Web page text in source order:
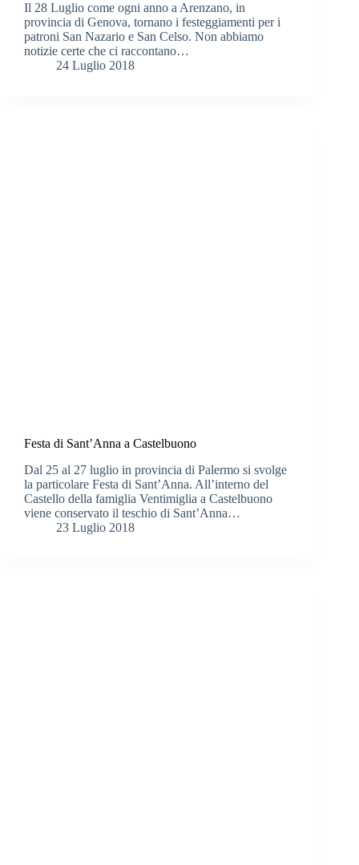
Il 28 Luglio come ogni anno a Arenzano, in
provincia di Genova, tornano i festeggiamenti per i
patroni San Nazario e San Celso. Non abbiamo
notizie certe che ci raccontano…
24 Luglio 2018
Festa di Sant’Anna a Castelbuono
Dal 25 al 27 luglio in provincia di Palermo si svolge
la particolare Festa di Sant’Anna. All’interno del
Castello della famiglia Ventimiglia a Castelbuono
viene conservato il teschio di Sant’Anna…
23 Luglio 2018